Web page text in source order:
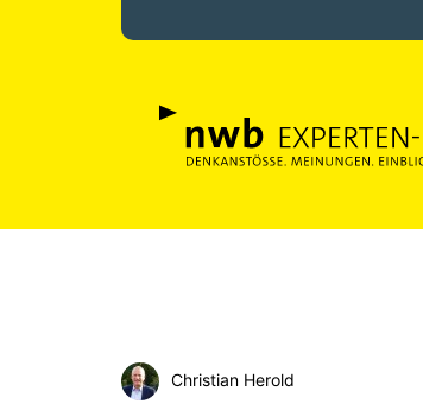
Christian Herold